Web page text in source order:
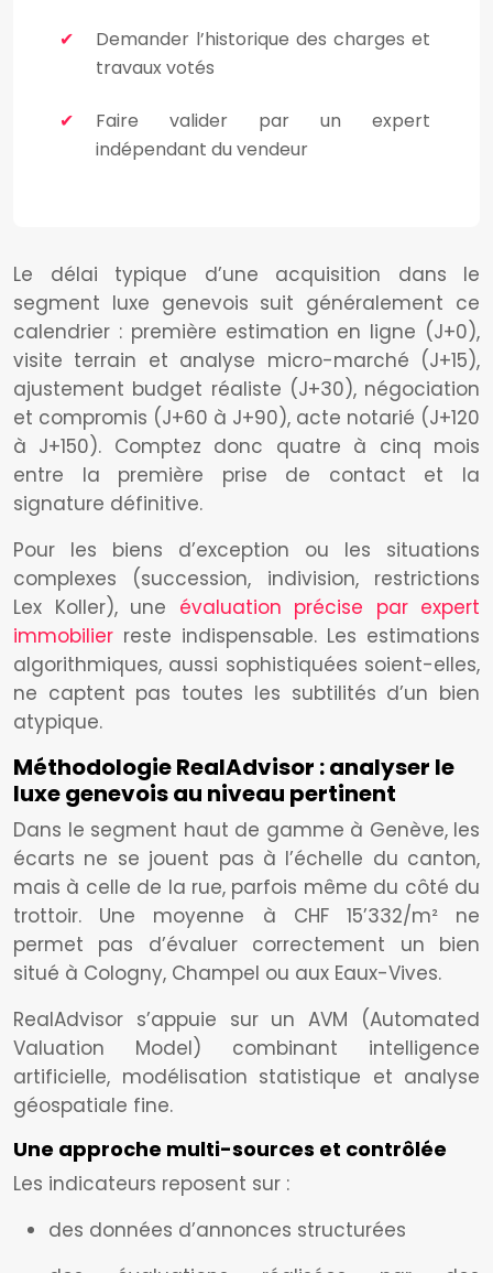
Demander l’historique des charges et
travaux votés
Faire valider par un expert
indépendant du vendeur
Le délai typique d’une acquisition dans le
segment luxe genevois suit généralement ce
calendrier : première estimation en ligne (J+0),
visite terrain et analyse micro-marché (J+15),
ajustement budget réaliste (J+30), négociation
et compromis (J+60 à J+90), acte notarié (J+120
à J+150). Comptez donc quatre à cinq mois
entre la première prise de contact et la
signature définitive.
Pour les biens d’exception ou les situations
complexes (succession, indivision, restrictions
Lex Koller), une évaluation précise par expert
immobilier reste indispensable. Les estimations
algorithmiques, aussi sophistiquées soient-elles,
ne captent pas toutes les subtilités d’un bien
atypique.
Méthodologie RealAdvisor : analyser le
luxe genevois au niveau pertinent
Dans le segment haut de gamme à Genève, les
écarts ne se jouent pas à l’échelle du canton,
mais à celle de la rue, parfois même du côté du
trottoir. Une moyenne à CHF 15’332/m² ne
permet pas d’évaluer correctement un bien
situé à Cologny, Champel ou aux Eaux-Vives.
RealAdvisor s’appuie sur un AVM (Automated
Valuation Model) combinant intelligence
artificielle, modélisation statistique et analyse
géospatiale fine.
Une approche multi-sources et contrôlée
Les indicateurs reposent sur :
des données d’annonces structurées